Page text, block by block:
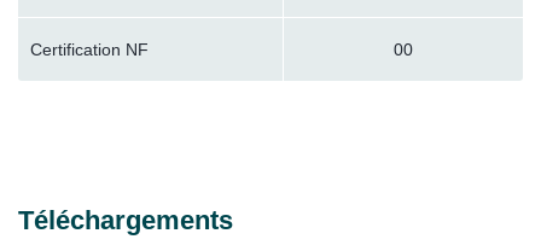
Certification NF 00
Téléchargements